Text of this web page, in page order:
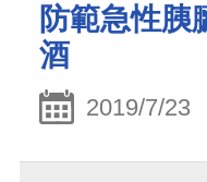
防範急性胰
酒
2019/7/23